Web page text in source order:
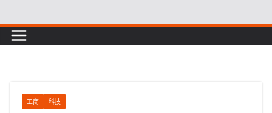
to
content
工商 科技